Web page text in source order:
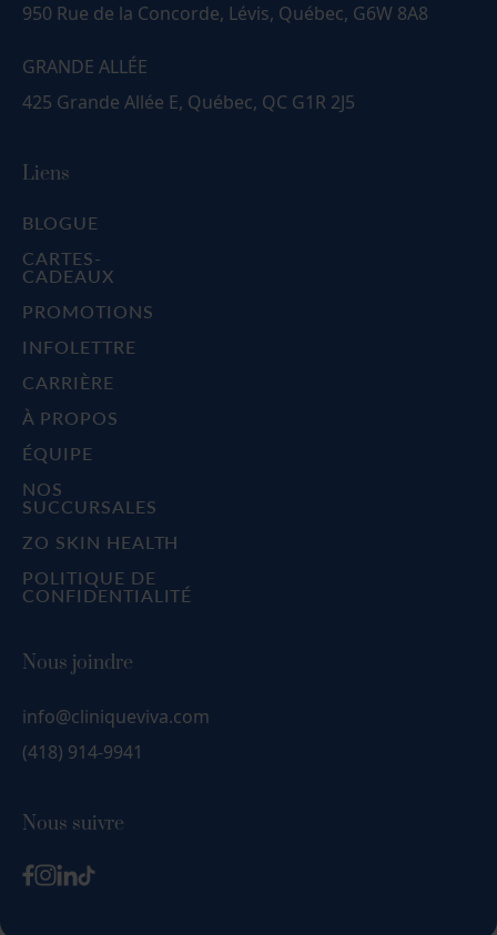
950 Rue de la Concorde, Lévis, Québec, G6W 8A8
GRANDE ALLÉE
425 Grande Allée E, Québec, QC G1R 2J5
Liens
BLOGUE
CARTES-
CADEAUX
PROMOTIONS
INFOLETTRE
CARRIÈRE
À PROPOS
ÉQUIPE
NOS
SUCCURSALES
ZO SKIN HEALTH
POLITIQUE DE
CONFIDENTIALITÉ
Nous joindre
info@cliniqueviva.com
(418) 914-9941
Nous suivre